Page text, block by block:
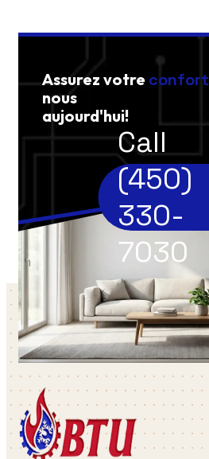
Assurez votre confort
nous
aujourd'hui!
Call
(450)
330-
7030